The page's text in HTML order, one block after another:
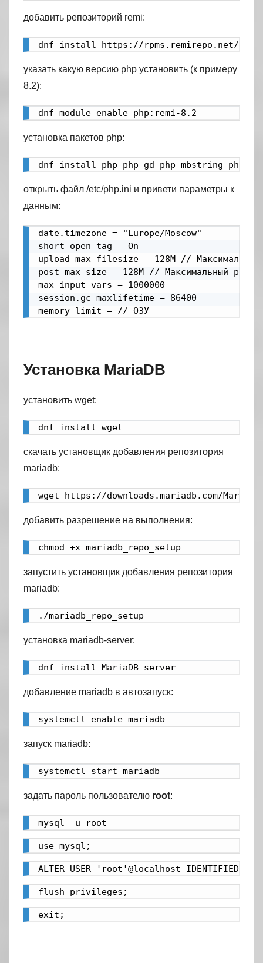
добавить репозиторий remi:
dnf install https://rpms.remirepo.net/
указать какую версию php установить (к примеру
8.2):
dnf module enable php:remi-8.2
установка пакетов php:
dnf install php php-gd php-mbstring php-
открыть файл /etc/php.ini и привети параметры к
данным:
date.timezone = "Europe/Moscow"
short_open_tag = On
upload_max_filesize = 128M // Максимальный
post_max_size = 128M // Максимальный
max_input_vars = 1000000
session.gc_maxlifetime = 86400
memory_limit = // ОЗУ
Установка MariaDB
установить wget:
dnf install wget
скачать установщик добавления репозитория
mariadb:
wget https://downloads.mariadb.com/
добавить разрешение на выполнения:
chmod +x mariadb_repo_setup
запустить установщик добавления репозитория
mariadb:
./mariadb_repo_setup
установка mariadb-server:
dnf install MariaDB-server
добавление mariadb в автозапуск:
systemctl enable mariadb
запуск mariadb:
systemctl start mariadb
задать пароль пользователю root:
mysql -u root
use mysql;
ALTER USER 'root'@localhost IDENTIFIED BY
flush privileges;
exit;